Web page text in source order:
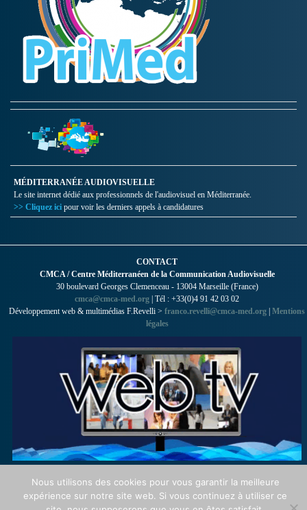
MÉDITERRANÉE AUDIOVISUELLE
Le site internet dédié aux professionnels de l'audiovisuel en Méditerranée.
>> Cliquez ici pour voir les derniers appels à candidatures
CONTACT
CMCA / Centre Méditerranéen de la Communication Audiovisuelle
30 boulevard Georges Clemenceau - 13004 Marseille (France)
cmca@cmca-med.org | Tél : +33(0)4 91 42 03 02
Développement web & multimédias F.Revelli > franco.revelli@cmca-med.org | Mentions
légales
Nous utilisons des cookies pour vous garantir la meilleure
expérience sur notre site web. Si vous continuez à utiliser ce